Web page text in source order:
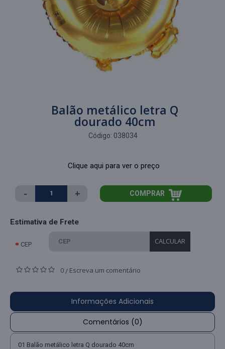
Balão metálico letra Q
dourado 40cm
Código: 038034
Clique aqui para ver o preço
- + COMPRAR
Estimativa de Frete
CEP CALCULAR
0 / Escreva um comentário
Informações Adicionais
Comentários (0)
01 Balão metálico letra Q dourado 40cm